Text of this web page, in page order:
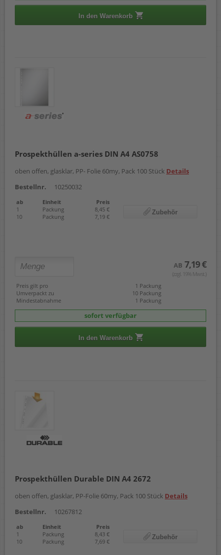
In den Warenkorb
Prospekthüllen a-series DIN A4 AS0758
oben offen, glasklar, PP- Folie 60my, Pack 100 Stück Details
Bestellnr.
10250032
ab Einheit
Preis
1
Packung
8,45 €
10
Packung 7,19 €
Zubehör
AB 7,19 €
(zzgl. 19% Mwst.)
Preis gilt pro
1 Packung
Umverpackt zu
10 Packung
Mindestabnahme
1 Packung
sofort verfügbar
In den Warenkorb
Prospekthüllen Durable DIN A4 2672
oben offen, glasklar, PP-Folie 60my, Pack 100 Stück Details
Bestellnr.
10267812
ab Einheit
Preis
1
Packung
8,43 €
10
Packung 7,69 €
Zubehör